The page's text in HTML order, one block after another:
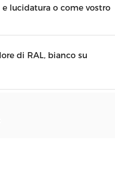
e lucidatura o come vostro
di RAL, bianco su